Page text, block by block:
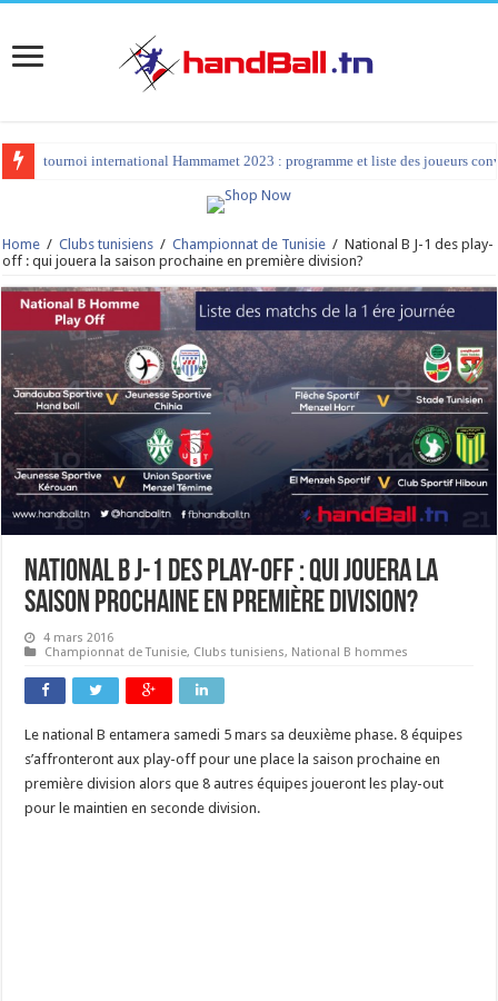
tournoi international Hammamet 2023 : programme et liste des joueurs
Home / Clubs tunisiens / Championnat de Tunisie / National B J-1 des play-
off : qui jouera la saison prochaine en première division?
National B J-1 des play-off : qui jouera la
saison prochaine en première division?
4 mars 2016
Championnat de Tunisie, Clubs tunisiens, National B hommes
Le national B entamera samedi 5 mars sa deuxième phase. 8 équipes
s’affronteront aux play-off pour une place la saison prochaine en
première division alors que 8 autres équipes joueront les play-out
pour le maintien en seconde division.